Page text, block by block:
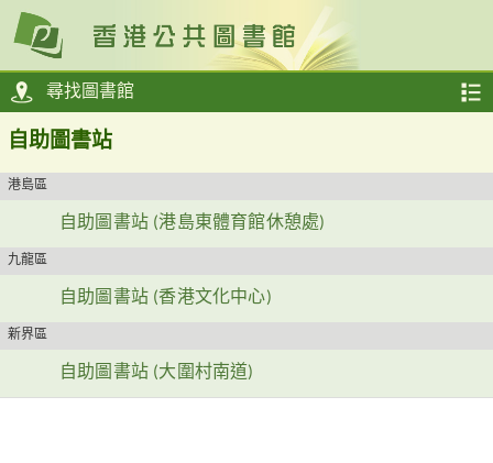
尋找圖書館
自助圖書站
港島區
自助圖書站 (港島東體育館休憩處)
九龍區
自助圖書站 (香港文化中心)
新界區
自助圖書站 (大圍村南道)